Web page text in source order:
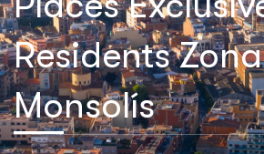
Residents
Monsolís